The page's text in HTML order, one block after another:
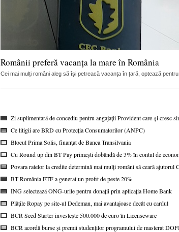
Românii preferă vacanța la mare în România
Cei mai mulți români aleg să își petreacă vacanța în țară, optează
Zi suplimentară de concediu pentru angajații Provident care-și cresc
Ce litigii are BRD cu Protecția Consumatorilor (ANPC)
Blocul Prima Solis, finanțat de Banca Transilvania
Cu Round up din BT Pay primești dobândă de 3% în contul de
Povara ratelor la credite determină mai mulți români să ceară ajutorul
BT România ETF a generat un profit de peste 20%
ING selectează ONG-urile pentru donații prin aplicația Home Bank
Plățile Ropay pe site-ul Dedeman, mai avantajoase decât cu cardul
BCR Seed Starter investește 500.000 de euro în Licenseware
BCR acordă burse și premii studenților programului de masterat